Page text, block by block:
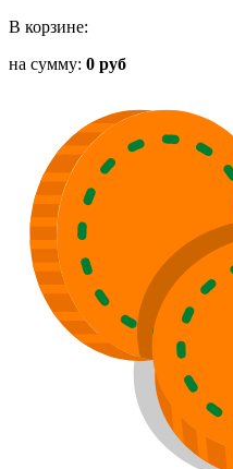
В корзине:
на сумму: 0 руб